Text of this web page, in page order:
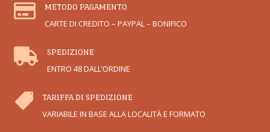
 METODO PAGAMENTO
CARTE DI CREDITO – PAYPAL – BONIFICO
 SPEDIZIONE
ENTRO 48 DALL’ORDINE
 TARIFFA DI SPEDIZIONE
VARIABILE IN BASE ALLA LOCALITÀ E FORMATO